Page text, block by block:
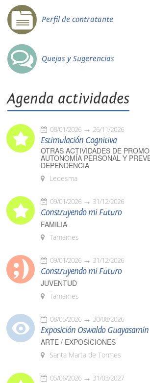
Perfil de contratante
Quejas y Sugerencias
Agenda actividades
08/01/2026 26/11/2026
Estimulación Cognitiva
OTRAS ACTIVIDADES DE
AUTONOMÍA PERSONAL Y
DEPENDENCIA
Ledesma
09/01/2026 31/12/2026
Construyendo mi Futuro
FAMILIA
Tamames
09/01/2026 31/12/2026
Construyendo mi Futuro
JUVENTUD
Tamames
08/05/2026 30/08/2026
Exposición Oswaldo Guayasamín
ARTE / EXPOSICIONES
Santa Marta de Tormes
05/06/2026 31/03/2027